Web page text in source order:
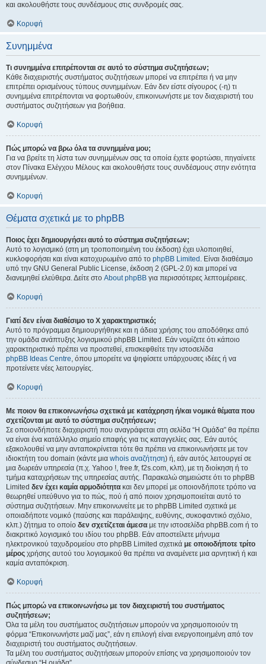
και ακολουθήστε τους συνδέσμους στις συνδρομές σας.
Κορυφή
Συνημμένα
Τι συνημμένα επιτρέπονται σε αυτό το σύστημα συζητήσεων;
Κάθε διαχειριστής συστήματος συζητήσεων μπορεί να επιτρέπει ή να μην
επιτρέπει ορισμένους τύπους συνημμένων. Εάν δεν είστε σίγουρος (-η) τι
συνημμένα επιτρέπονται να φορτωθούν, επικοινωνήστε με τον διαχειριστή του
συστήματος συζητήσεων για βοήθεια.
Κορυφή
Πώς μπορώ να βρω όλα τα συνημμένα μου;
Για να βρείτε τη λίστα των συνημμένων σας τα οποία έχετε φορτώσει, πηγαίνετε
στον Πίνακα Ελέγχου Μέλους και ακολουθήστε τους συνδέσμους στην ενότητα
συνημμένων.
Κορυφή
Θέματα σχετικά με το phpBB
Ποιος έχει δημιουργήσει αυτό το σύστημα συζητήσεων;
Αυτό το λογισμικό (στη μη τροποποιημένη του έκδοση) έχει υλοποιηθεί,
κυκλοφορήσει και είναι κατοχυρωμένο από το phpBB Limited . Είναι διαθέσιμο
υπό την GNU General Public License, έκδοση 2 (GPL-2.0) και μπορεί να
διανεμηθεί ελεύθερα. Δείτε στο About phpBB για περισσότερες λεπτομέρειες.
Κορυφή
Γιατί δεν είναι διαθέσιμο το Χ χαρακτηριστικό;
Αυτό το πρόγραμμα δημιουργήθηκε και η άδεια χρήσης του αποδόθηκε από
την ομάδα ανάπτυξης λογισμικού phpBB Limited. Εάν νομίζετε ότι κάποιο
χαρακτηριστικό πρέπει να προστεθεί, επισκεφθείτε την ιστοσελίδα
phpBB Ideas Centre, όπου μπορείτε να ψηφίσετε υπάρχουσες ιδέες ή να
προτείνετε νέες λειτουργίες.
Κορυφή
Με ποιον θα επικοινωνήσω σχετικά με κατάχρηση ή/και νομικά θέματα που
σχετίζονται με αυτό το σύστημα συζητήσεων;
Σε οποιονδήποτε διαχειριστή που αναγράφεται στη σελίδα “Η Ομάδα” θα πρέπει
να είναι ένα κατάλληλο σημείο επαφής για τις καταγγελίες σας. Εάν αυτός
εξακολουθεί να μην ανταποκρίνεται τότε θα πρέπει να επικοινωνήσετε με τον
ιδιοκτήτη του domain (κάντε μια whois αναζήτηση) ή, εάν αυτός λειτουργεί σε
μια δωρεάν υπηρεσία (π.χ. Yahoo !, free.fr, f2s.com, κλπ), με τη διοίκηση ή το
τμήμα καταχρήσεων της υπηρεσίας αυτής. Παρακαλώ σημειώστε ότι το phpBB
Limited δεν έχει καμία αρμοδιότητα και δεν μπορεί με οποιονδήποτε τρόπο να
θεωρηθεί υπεύθυνο για το πώς, πού ή από ποιον χρησιμοποιείται αυτό το
σύστημα συζητήσεων. Μην επικοινωνείτε με το phpBB Limited σχετικά με
οποιαδήποτε νομικό (παύσης και παράλειψης, ευθύνης, συκοφαντικό σχόλιο,
κλπ.) ζήτημα το οποίο δεν σχετίζεται άμεσα με την ιστοσελίδα phpBB.com ή το
διακριτικό λογισμικό του ιδίου του phpBB. Εάν αποστείλετε μήνυμα
ηλεκτρονικού ταχυδρομείου στο phpBB Limited σχετικά με οποιοδήποτε τρίτο
μέρος χρήσης αυτού του λογισμικού θα πρέπει να αναμένετε μια αρνητική ή και
καμία ανταπόκριση.
Κορυφή
Πώς μπορώ να επικοινωνήσω με τον διαχειριστή του συστήματος
συζητήσεων;
Όλα τα μέλη του συστήματος συζητήσεων μπορούν να χρησιμοποιούν τη
φόρμα “Επικοινωνήστε μαζί μας”, εάν η επιλογή είναι ενεργοποιημένη από τον
διαχειριστή του συστήματος συζητήσεων.
Τα μέλη του συστήματος συζητήσεων μπορούν επίσης να χρησιμοποιούν τον